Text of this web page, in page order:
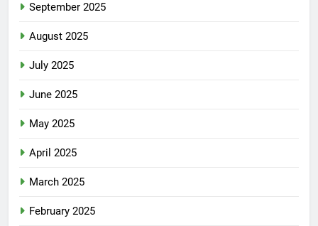
September 2025
August 2025
July 2025
June 2025
May 2025
April 2025
March 2025
February 2025